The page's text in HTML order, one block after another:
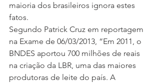
maioria dos brasileiros ignora estes
fatos.
Segundo Patrick Cruz em reportagem
na Exame de 06/03/2013, “Em 2011, o
BNDES aportou 700 milhões de reais
na criação da LBR, uma das maiores
produtoras de leite do país. A